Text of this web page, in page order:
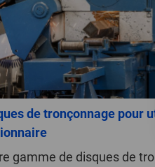
de tronçonnage pour
gamme de disques de